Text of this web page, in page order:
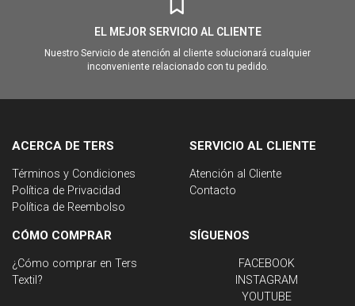
EL MEJOR SERVICIO AL CLIENTE
Nuestro Servicio de atención al cliente solucionará cualquier
inconveniente relacionado con tu pedido.
ACERCA DE TERS
Términos y Condiciones
Política de Privacidad
Política de Reembolso
SERVICIO AL CLIENTE
Atención al Cliente
Contacto
CÓMO COMPRAR
¿Cómo comprar en Ters
Textil?
SÍGUENOS
FACEBOOK
INSTAGRAM
YOUTUBE